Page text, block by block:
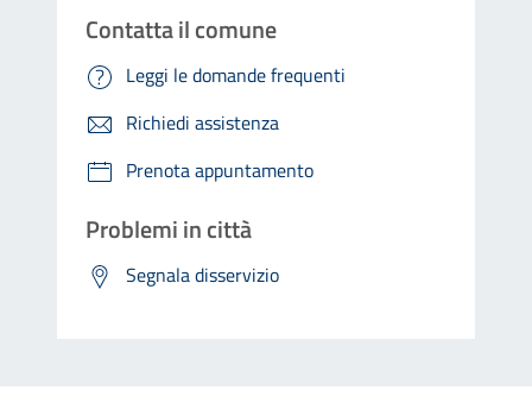
Contatta il comune
Leggi le domande frequenti
Richiedi assistenza
Prenota appuntamento
Problemi in città
Segnala disservizio